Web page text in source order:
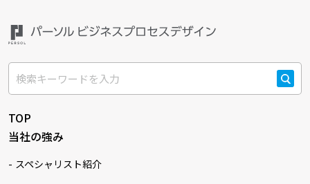
検索
TOP
当社の強み
スペシャリスト紹介